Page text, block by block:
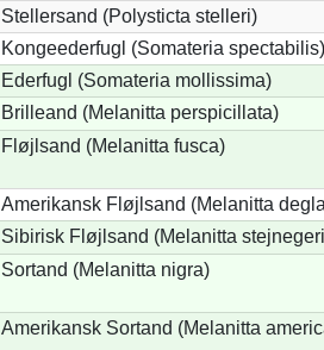
Stellersand (Polysticta stelleri)
Kongeederfugl (Somateria spectabilis)
Ederfugl (Somateria mollissima)
Brilleand (Melanitta perspicillata)
Fløjlsand (Melanitta fusca)
Amerikansk Fløjlsand (Melanitta
Sibirisk Fløjlsand (Melanitta
Sortand (Melanitta nigra)
Amerikansk Sortand (Melanitta